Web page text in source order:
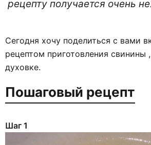
рецепту получается очень
Сегодня хочу поделиться с вами
рецептом приготовления свинины
духовке.
Пошаговый рецепт
Шаг 1